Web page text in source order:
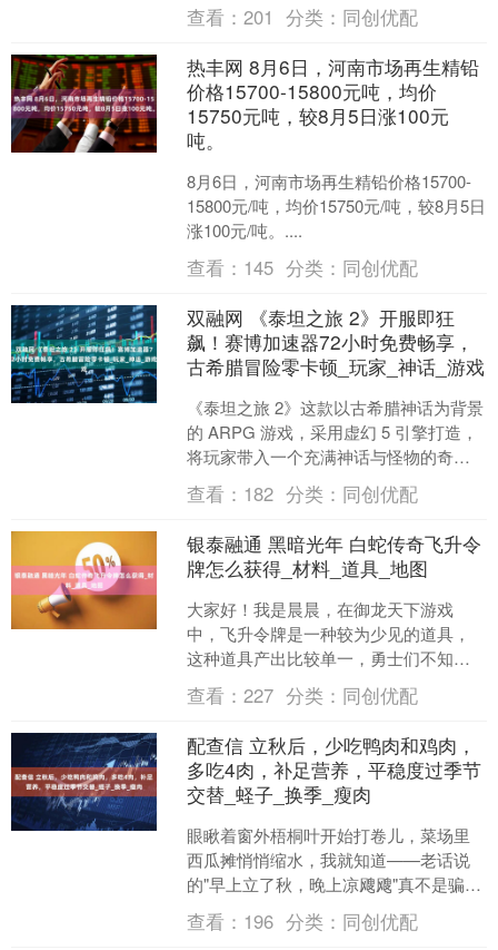
查看：201 分类： 同创优配
热丰网 8月6日，河南市场再生精铅
价格15700-15800元吨，均价
15750元吨，较8月5日涨100元
吨。
8月6日，河南市场再生精铅价格15700-
15800元/吨，均价15750元/吨，较8月5日
涨100元/吨。....
查看： 145 分类： 同创优配
双融网 《泰坦之旅 2》开服即狂
飙！赛博加速器72小时免费畅享，
古希腊冒险零卡顿_玩家_神话_游戏
《泰坦之旅 2》这款以古希腊神话为背景
的 ARPG 游戏，采用虚幻 5 引擎打造，
将玩家带入一个充满神话与怪物的奇幻
世界。在游戏中，玩家将与复仇女神涅
墨西斯展开....
查看： 182 分类： 同创优配
银泰融通 黑暗光年 白蛇传奇飞升令
牌怎么获得_材料_道具_地图
大家好！我是晨晨，在御龙天下游戏
中，飞升令牌是一种较为少见的道具，
这种道具产出比较单一，勇士们不知道
这种道具的出处，自然是不足为奇的。
晨晨给大家介绍下，飞升令牌....
查看：227 分类： 同创优配
配查信 立秋后，少吃鸭肉和鸡肉，
多吃4肉，补足营养，平稳度过季节
交替_蛏子_换季_瘦肉
眼瞅着窗外梧桐叶开始打卷儿，菜场里
西瓜摊悄悄缩水，我就知道——老话说
的"早上立了秋，晚上凉飕飕"真不是骗人
的。其实老祖宗早就在《饮膳正要》里
写过："秋气燥，宜食....
查看： 196 分类： 同创优配